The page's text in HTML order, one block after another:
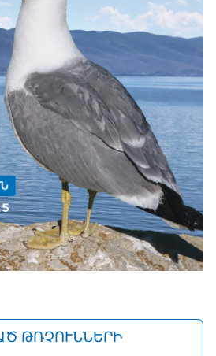
ԹՌՉՈՒՆՆԵՐԻ